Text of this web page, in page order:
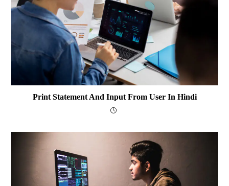
Print Statement And Input From User In Hindi